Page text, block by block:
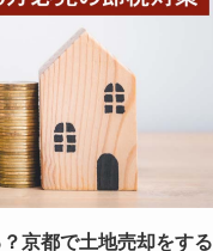
京都で土地売却をする